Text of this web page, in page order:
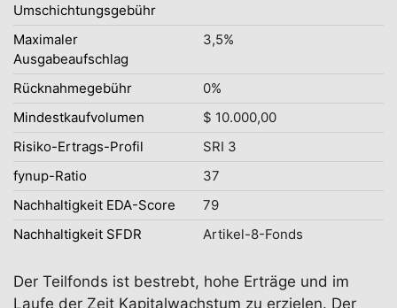
Umschichtungsgebühr
Maximaler
Ausgabeaufschlag
3,5%
Rücknahmegebühr
0%
Mindestkaufvolumen
$ 10.000,00
Risiko-Ertrags-Profil
SRI 3
fynup-Ratio
37
Nachhaltigkeit EDA-Score
79
Nachhaltigkeit SFDR
Artikel-8-Fonds
Der Teilfonds ist bestrebt, hohe Erträge und im
Laufe der Zeit Kapitalwachstum zu erzielen. Der